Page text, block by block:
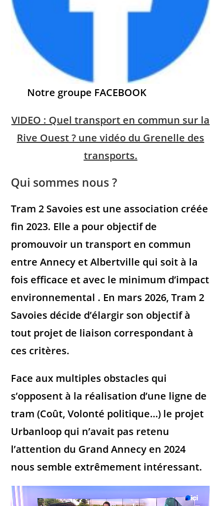
Notre groupe FACEBOOK
VIDEO : Quel transport en commun sur la
Rive Ouest ? une vidéo du Grenelle des
transports.
Qui sommes nous ?
Tram 2 Savoies est une association créée
fin 2023. Elle a pour objectif de
promouvoir un transport en commun
entre Annecy et Albertville qui soit à la
fois efficace et avec le minimum d’impact
environnemental . En mars 2026, Tram 2
Savoies décide d’élargir son objectif à
tout projet de liaison correspondant à
ces critères.
Face aux multiples obstacles qui
s’opposent à la réalisation d’une ligne de
tram (Coût, Volonté politique…) le projet
Urbanloop qui n’avait pas retenu
l’attention du Grand Annecy en 2024
nous semble extrêmement intéressant.